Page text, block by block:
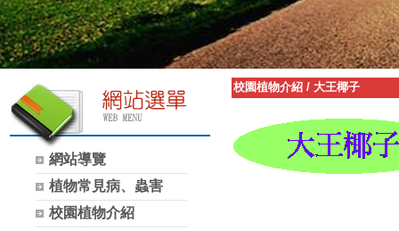
網站導覽
植物常見病、蟲害
校園植物介紹
校園植物介紹 / 大王椰子